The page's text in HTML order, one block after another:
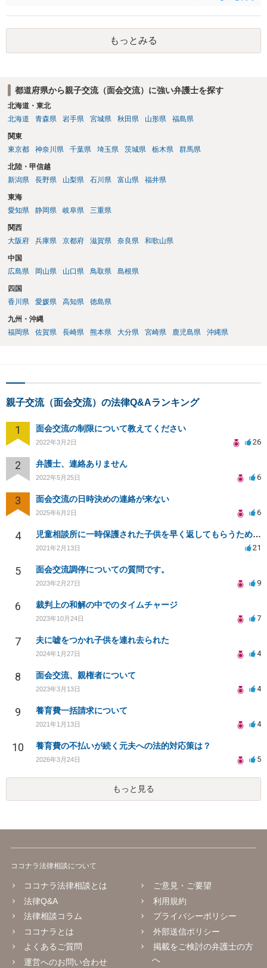
すべきでないというのが実務の考え方ではないかと思います。 ③あな
たが主たる監護者なのであれば監護者指定等の審判が認められる可能
性はあるでしょう。ただ、本案の前に保全処分（仮処分）を先行して
出すことには慎重になる（本案と同時に判断する）事案もあります。
もっとみる
都道府県から親子交流（面会交流）に強い弁護士を探す
北海道・東北
北海道
青森県 岩手県 宮城県 秋田県 山形県 福島県
関東
東京都
神奈川県 千葉県 埼玉県 茨城県 栃木県 群馬県
北陸・甲信越
新潟県
長野県 山梨県 石川県 富山県 福井県
東海
愛知県
静岡県 岐阜県 三重県
関西
大阪府
兵庫県 京都府 滋賀県 奈良県 和歌山県
中国
広島県
岡山県 山口県 鳥取県 島根県
四国
香川県
愛媛県 高知県 徳島県
九州・沖縄
福岡県
佐賀県 長崎県 熊本県 大分県 宮崎県 鹿児島県 沖縄県
親子交流（面会交流）の法律Q&Aランキング
1 面会交流の制限について教えてください
2022年3月2日 26
2 弁護士、連絡ありません
2022年5月25日 6
3 面会交流の日時決めの連絡が来ない
2025年6月2日 6
4 児童相談所に一時保護された子供を早く返してもらうために何をしたら良いでしょうか？
2021年2月13日 21
5 面会交流調停についての質問です。
2023年2月27日 9
6 裁判上の和解の中でのタイムチャージ
2023年10月24日 7
7 夫に嘘をつかれ子供を連れ去られた
2024年1月27日 4
8 面会交流、親権者について
2023年3月13日 4
9 養育費一括請求について
2021年1月13日 4
10 養育費の不払いが続く元夫への法的対応策は？
2026年3月24日 5
もっと見る
ココナラ法律相談について
ココナラ法律相談とは
法律Q&A
法律相談コラム
ココナラとは
よくあるご質問
運営へのお問い合わせ
ご意見・ご要望
利用規約
プライバシーポリシー
外部送信ポリシー
掲載をご検討の弁護士の方
へ